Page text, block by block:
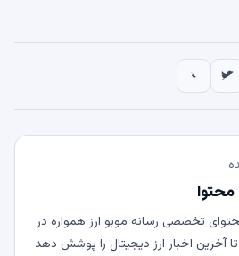
محتوا
تخصصی رسانه موبو ارز همواره در
آخرین اخبار ارز دیجیتال را پوشش دهد